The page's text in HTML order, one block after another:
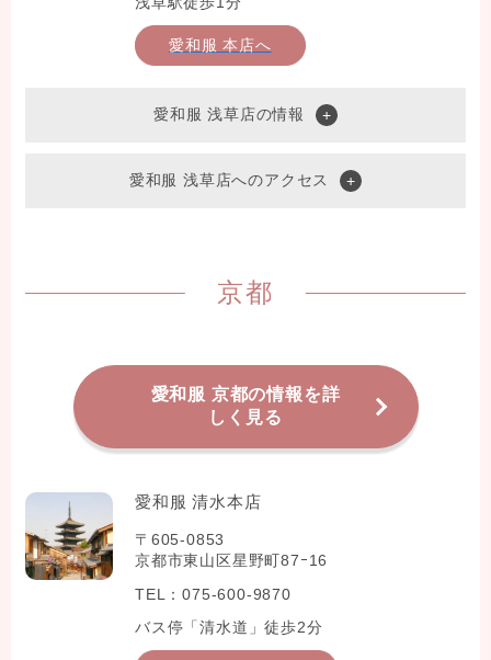
愛和服 本店へ
愛和服 浅草店の情報
愛和服 浅草店へのアクセス
京都
愛和服 京都の情報を詳
しく見る
愛和服 清水本店
〒605-0853
京都市東山区星野町87ｰ16
TEL：075-600-9870
バス停「清水道」徒歩2分